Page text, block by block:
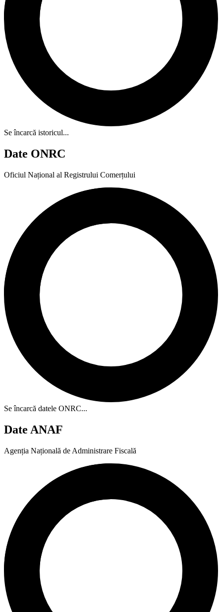
Se încarcă istoricul...
Date ONRC
Oficiul Național al Registrului Comerțului
Se încarcă datele ONRC...
Date ANAF
Agenția Națională de Administrare Fiscală